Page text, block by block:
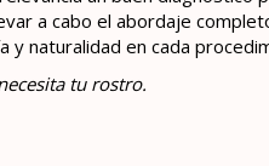
a cabo el abordaje
y naturalidad en cada
tu rostro.